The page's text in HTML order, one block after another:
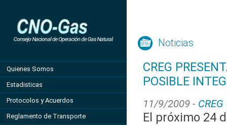
Quienes Somos
Estadisticas
Protocolos y Acuerdos
Reglamento de Transporte
Noticias
CREG
POSIBLE
11/9/2009 - CREG
El próximo 24